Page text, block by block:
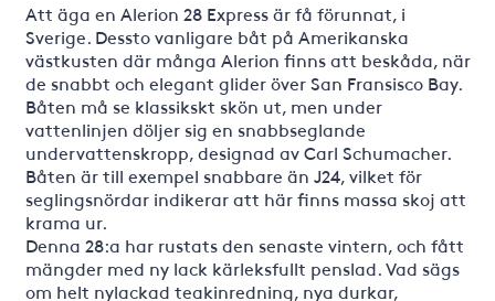
Att äga en Alerion 28 Express är få förunnat, i
Sverige. Dessto vanligare båt på Amerikanska
västkusten där många Alerion finns att beskåda, när
de snabbt och elegant glider över San Fransisco Bay.
Båten må se klassikskt skön ut, men under
vattenlinjen döljer sig en snabbseglande
undervattenskropp, designad av Carl Schumacher.
Båten är till exempel snabbare än J24, vilket för
seglingsnördar indikerar att här finns massa skoj att
krama ur.
Denna 28:a har rustats den senaste vintern, och fått
mängder med ny lack kärleksfullt penslad. Vad sägs
om helt nylackad teakinredning, nya durkar,